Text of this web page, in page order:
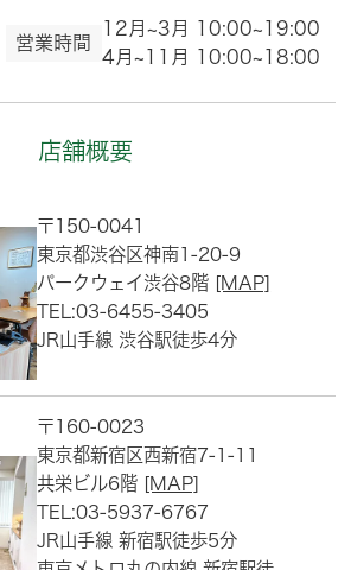
営業時間
12月~3月 10:00~19:00
4月~11月 10:00~18:00
店舗概要
〒150-0041
東京都渋谷区神南1-20-9
パークウェイ渋谷8階 [MAP]
TEL:03-6455-3405
JR山手線 渋谷駅徒歩4分
〒160-0023
東京都新宿区西新宿7-1-11
共栄ビル6階 [MAP]
TEL:03-5937-6767
JR山手線 新宿駅徒歩5分